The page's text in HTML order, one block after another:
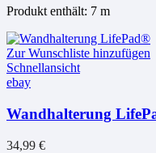
Produkt enthält: 7 m
Zur Wunschliste hinzufügen
Schnellansicht
ebay
Wandhalterung
34,99 €